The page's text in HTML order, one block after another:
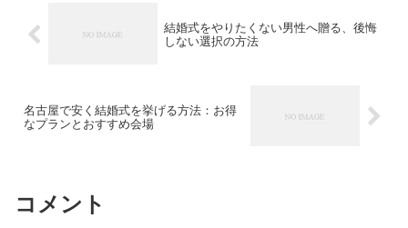
結婚式をやりたくない男性へ贈る、後悔
しない選択の方法
名古屋で安く結婚式を挙げる方法：お得
なプランとおすすめ会場
コメント